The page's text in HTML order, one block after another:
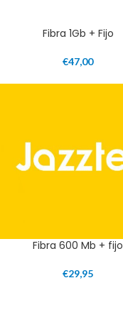
Fibra 1Gb + Fijo
€47,00
Fibra 600 Mb + fijo
€29,95